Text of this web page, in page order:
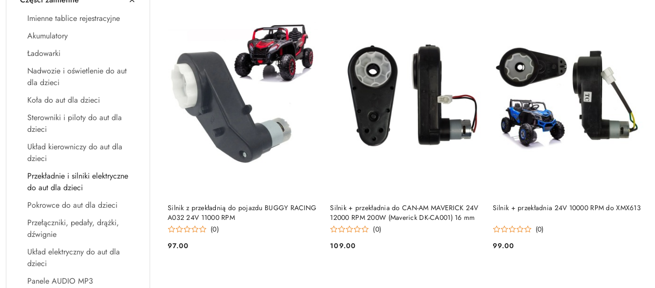
Imienne tablice rejestracyjne
Akumulatory
Ładowarki
Nadwozie i oświetlenie do aut
dla dzieci
Koła do aut dla dzieci
Sterowniki i piloty do aut dla
dzieci
Układ kierowniczy do aut dla
dzieci
Przekładnie i silniki elektryczne
do aut dla dzieci
Pokrowce do aut dla dzieci
Przełączniki, pedały, drążki,
dźwignie
Układ elektryczny do aut dla
dzieci
Panele AUDIO MP3
Silnik z przekładnią do pojazdu BUGGY RACING
A032 24V 11000 RPM
(0)
Cena:
97.00
KUP TERAZ
Silnik + przekładnia do CAN-AM MAVERICK 24V
12000 RPM 200W (Maverick DK-CA001) 16 mm
(0)
Cena:
109.00
KUP TERAZ Silnik + przekładnia 24V 10000 RPM do XMX613
(0)
Cena:
99.00
KUP TERAZ